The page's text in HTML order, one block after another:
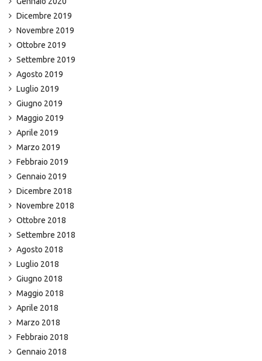
Dicembre 2019
Novembre 2019
Ottobre 2019
Settembre 2019
Agosto 2019
Luglio 2019
Giugno 2019
Maggio 2019
Aprile 2019
Marzo 2019
Febbraio 2019
Gennaio 2019
Dicembre 2018
Novembre 2018
Ottobre 2018
Settembre 2018
Agosto 2018
Luglio 2018
Giugno 2018
Maggio 2018
Aprile 2018
Marzo 2018
Febbraio 2018
Gennaio 2018